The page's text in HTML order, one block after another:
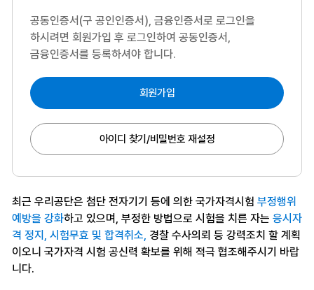
공동인증서(구 공인인증서), 금융인증서로 로그인을
하시려면 회원가입 후 로그인하여 공동인증서,
금융인증서를 등록하셔야 합니다.
회원가입
아이디 찾기/비밀번호 재설정
최근 우리공단은 첨단 전자기기 등에 의한 국가자격시험 부정행위
예방을 강화하고 있으며, 부정한 방법으로 시험을 치른 자는 응시자
격 정지, 시험무효 및 합격취소, 경찰 수사의뢰 등 강력조치 할 계획
이오니 국가자격 시험 공신력 확보를 위해 적극 협조해주시기 바랍
니다.